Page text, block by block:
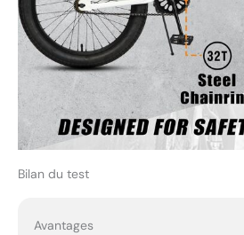
Bilan du test
Avantages